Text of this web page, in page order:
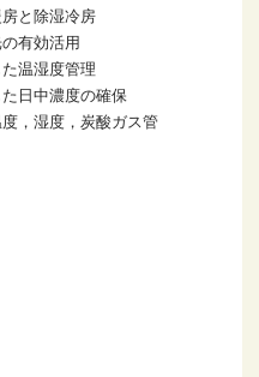
と除湿冷房
有効活用
温湿度管理
中濃度の確保
湿度，炭酸ガス管